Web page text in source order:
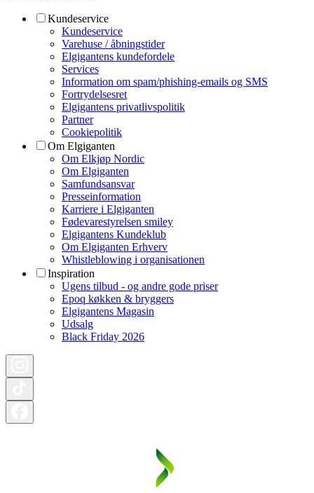
Kundeservice
Kundeservice
Varehuse / åbningstider
Elgigantens kundefordele
Services
Information om spam/phishing-emails og SMS
Fortrydelsesret
Elgigantens privatlivspolitik
Partner
Cookiepolitik
Om Elgiganten
Om Elkjøp Nordic
Om Elgiganten
Samfundsansvar
Presseinformation
Karriere i Elgiganten
Fødevarestyrelsen smiley
Elgigantens Kundeklub
Om Elgiganten Erhverv
Whistleblowing i organisationen
Inspiration
Ugens tilbud - og andre gode priser
Epoq køkken & bryggers
Elgigantens Magasin
Udsalg
Black Friday 2026